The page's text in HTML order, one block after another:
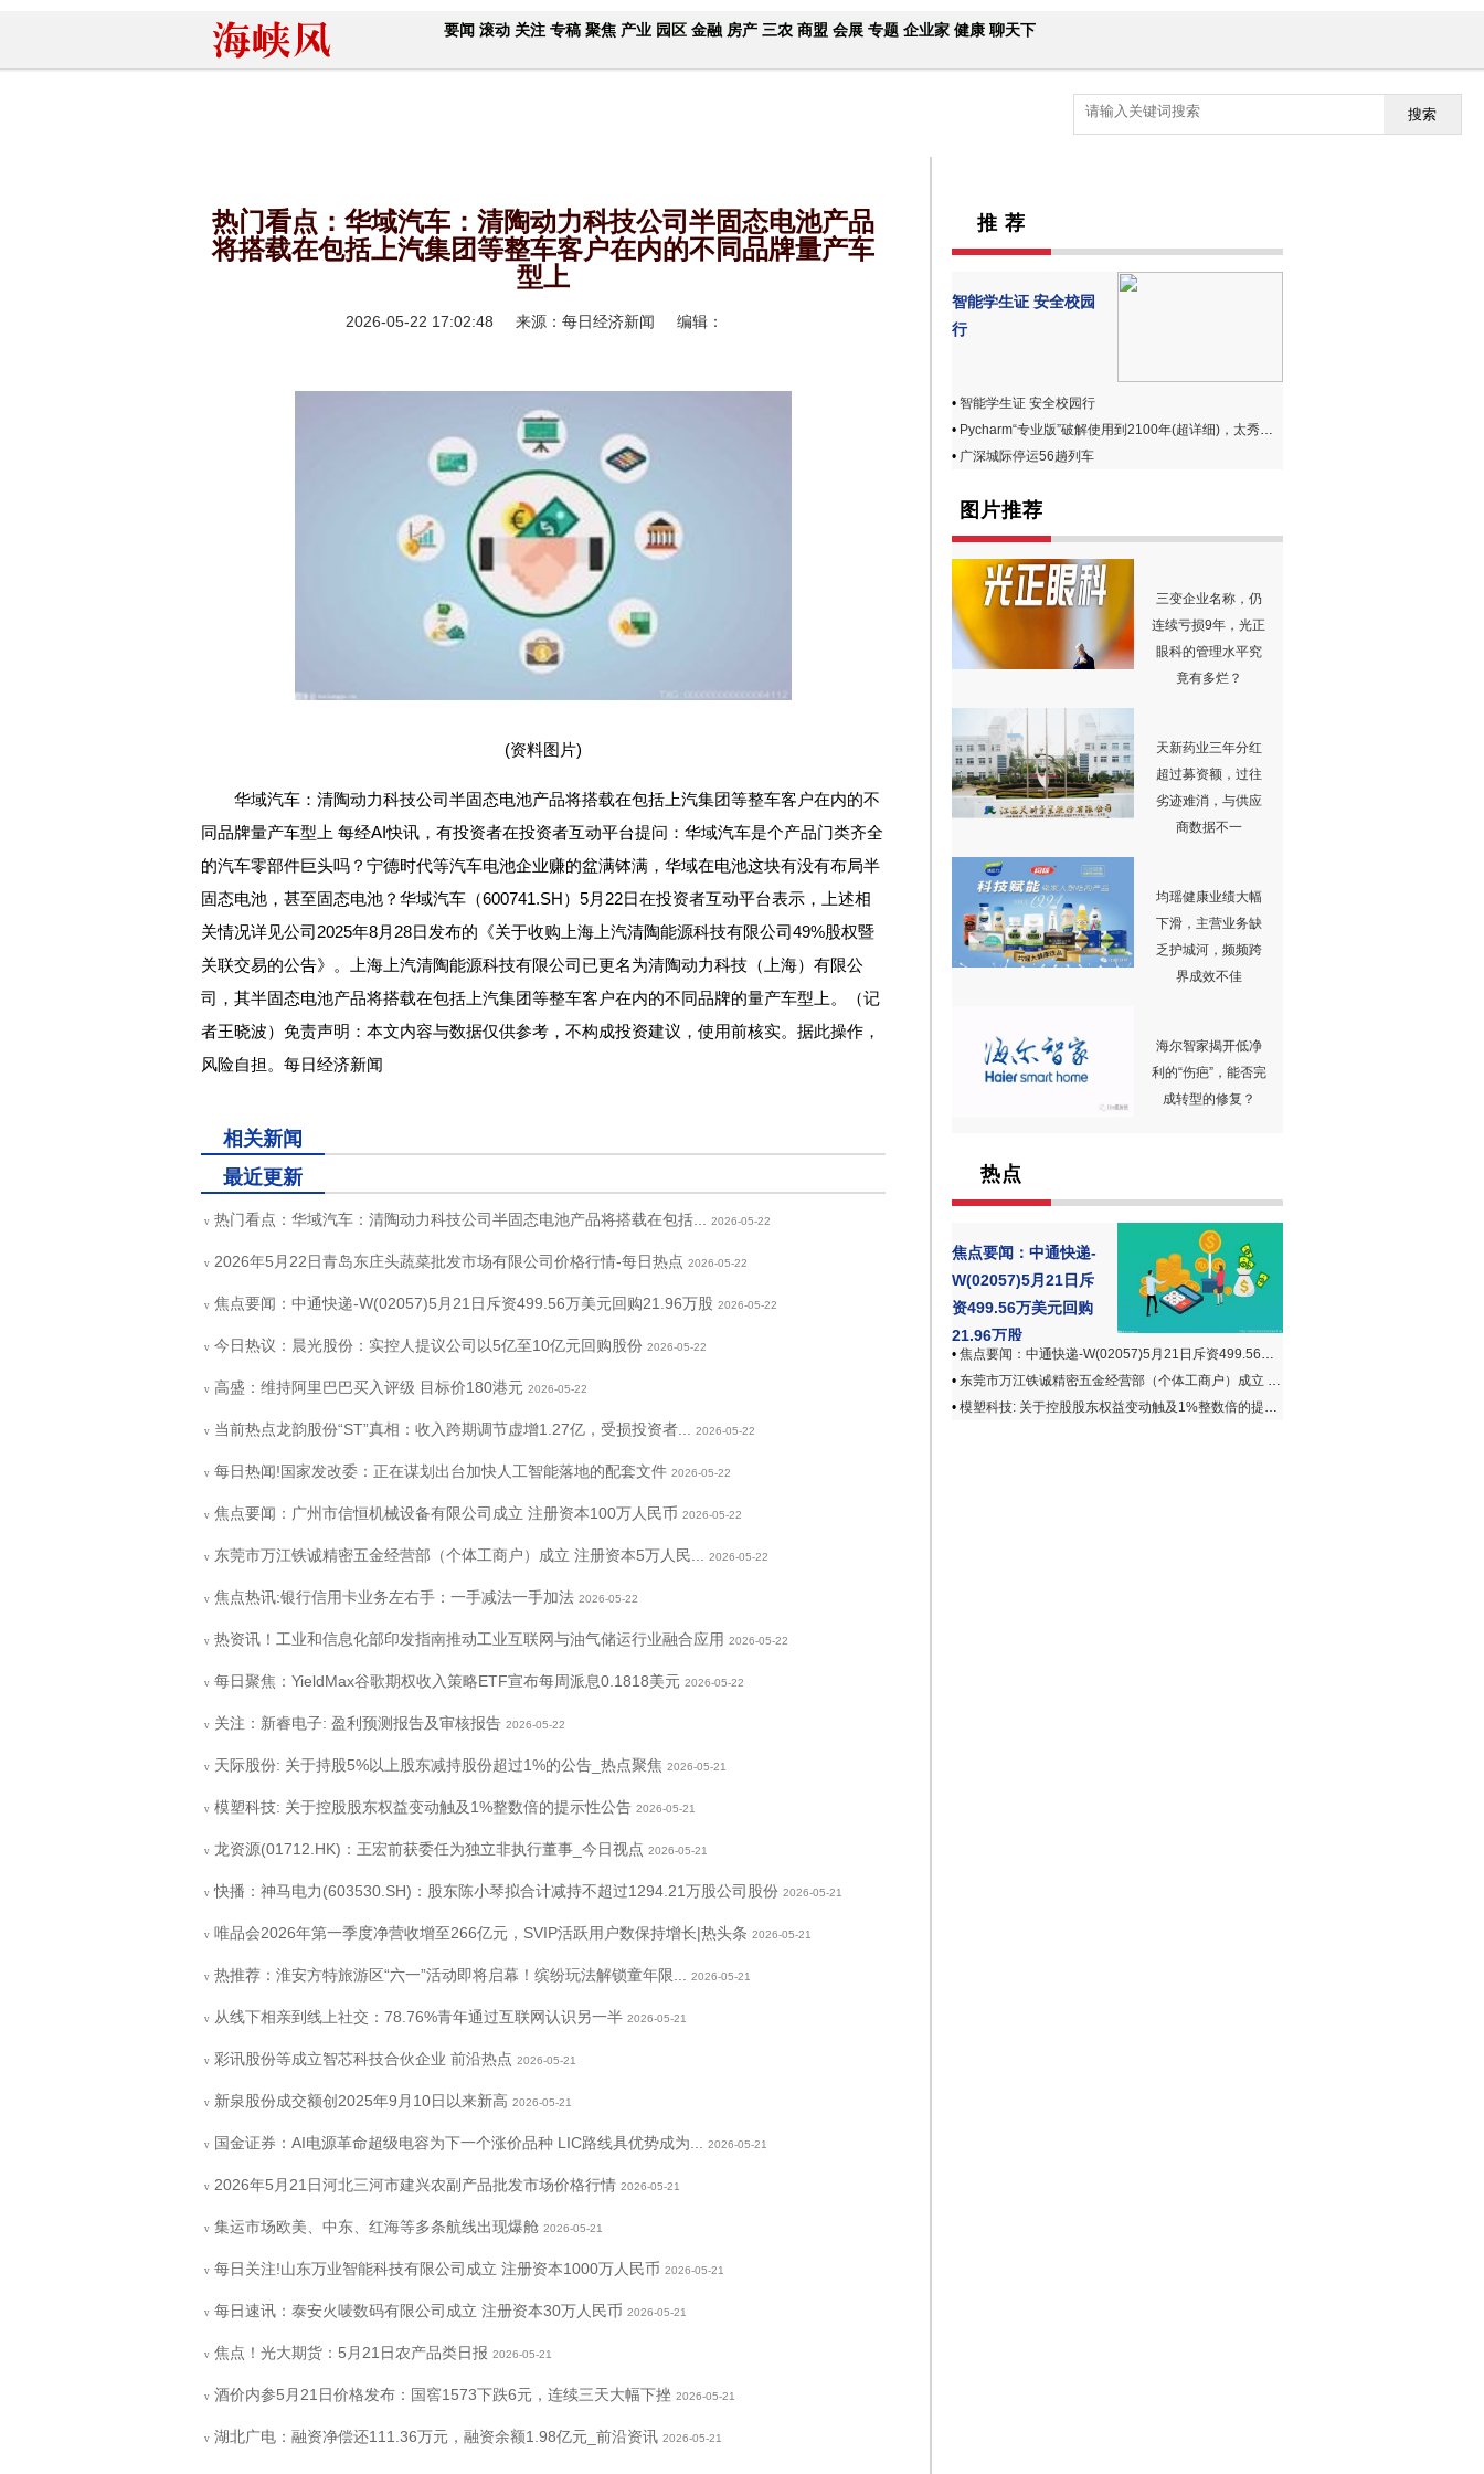
要闻 滚动 关注 专稿 聚焦 产业 园区 金融 房产 三农 商盟 会展 专题 企业家 健康 聊天下
搜索
热门看点：华域汽车：清陶动力科技公司半固态电池产品
将搭载在包括上汽集团等整车客户在内的不同品牌量产车
型上
2026-05-22 17:02:48 来源：每日经济新闻 编辑：
(资料图片)
华域汽车：清陶动力科技公司半固态电池产品将搭载在包括上汽集团等整车客户在内的不
同品牌量产车型上 每经AI快讯，有投资者在投资者互动平台提问：华域汽车是个产品门类齐全
的汽车零部件巨头吗？宁德时代等汽车电池企业赚的盆满钵满，华域在电池这块有没有布局半
固态电池，甚至固态电池？华域汽车（600741.SH）5月22日在投资者互动平台表示，上述相
关情况详见公司2025年8月28日发布的《关于收购上海上汽清陶能源科技有限公司49%股权暨
关联交易的公告》。上海上汽清陶能源科技有限公司已更名为清陶动力科技（上海）有限公
司，其半固态电池产品将搭载在包括上汽集团等整车客户在内的不同品牌的量产车型上。（记
者王晓波）免责声明：本文内容与数据仅供参考，不构成投资建议，使用前核实。据此操作，
风险自担。每日经济新闻
相关新闻
最近更新
v 热门看点：华域汽车：清陶动力科技公司半固态电池产品将搭载在包括... 2026-05-22
v 2026年5月22日青岛东庄头蔬菜批发市场有限公司价格行情-每日热点 2026-05-22
v 焦点要闻：中通快递-W(02057)5月21日斥资499.56万美元回购21.96万股 2026-05-22
v 今日热议：晨光股份：实控人提议公司以5亿至10亿元回购股份 2026-05-22
v 高盛：维持阿里巴巴买入评级 目标价180港元 2026-05-22
v 当前热点龙韵股份“ST”真相：收入跨期调节虚增1.27亿，受损投资者... 2026-05-22
v 每日热闻!国家发改委：正在谋划出台加快人工智能落地的配套文件 2026-05-22
v 焦点要闻：广州市信恒机械设备有限公司成立 注册资本100万人民币 2026-05-22
v 东莞市万江铁诚精密五金经营部（个体工商户）成立 注册资本5万人民... 2026-05-22
v 焦点热讯:银行信用卡业务左右手：一手减法一手加法 2026-05-22
v 热资讯！工业和信息化部印发指南推动工业互联网与油气储运行业融合应用 2026-05-22
v 每日聚焦：YieldMax谷歌期权收入策略ETF宣布每周派息0.1818美元 2026-05-22
v 关注：新睿电子: 盈利预测报告及审核报告 2026-05-22
v 天际股份: 关于持股5%以上股东减持股份超过1%的公告_热点聚焦 2026-05-21
v 模塑科技: 关于控股股东权益变动触及1%整数倍的提示性公告 2026-05-21
v 龙资源(01712.HK)：王宏前获委任为独立非执行董事_今日视点 2026-05-21
v 快播：神马电力(603530.SH)：股东陈小琴拟合计减持不超过1294.21万股公司股份 2026-05-21
v 唯品会2026年第一季度净营收增至266亿元，SVIP活跃用户数保持增长|热头条 2026-05-21
v 热推荐：淮安方特旅游区“六一”活动即将启幕！缤纷玩法解锁童年限... 2026-05-21
v 从线下相亲到线上社交：78.76%青年通过互联网认识另一半 2026-05-21
v 彩讯股份等成立智芯科技合伙企业 前沿热点 2026-05-21
v 新泉股份成交额创2025年9月10日以来新高 2026-05-21
v 国金证券：AI电源革命超级电容为下一个涨价品种 LIC路线具优势成为... 2026-05-21
v 2026年5月21日河北三河市建兴农副产品批发市场价格行情 2026-05-21
v 集运市场欧美、中东、红海等多条航线出现爆舱 2026-05-21
v 每日关注!山东万业智能科技有限公司成立 注册资本1000万人民币 2026-05-21
v 每日速讯：泰安火唛数码有限公司成立 注册资本30万人民币 2026-05-21
v 焦点！光大期货：5月21日农产品类日报 2026-05-21
v 酒价内参5月21日价格发布：国窖1573下跌6元，连续三天大幅下挫 2026-05-21
v 湖北广电：融资净偿还111.36万元，融资余额1.98亿元_前沿资讯 2026-05-21
推 荐
智能学生证 安全校园
行
• 智能学生证 安全校园行
• Pycharm“专业版”破解使用到2100年(超详细)，太秀、太赞、太好用！
• 广深城际停运56趟列车
图片推荐
三变企业名称，仍
连续亏损9年，光正
眼科的管理水平究
竟有多烂？
天新药业三年分红
超过募资额，过往
劣迹难消，与供应
商数据不一
均瑶健康业绩大幅
下滑，主营业务缺
乏护城河，频频跨
界成效不佳
海尔智家揭开低净
利的“伤疤”，能否完
成转型的修复？
热点
焦点要闻：中通快递-
W(02057)5月21日斥
资499.56万美元回购
21.96万股
• 焦点要闻：中通快递-W(02057)5月21日斥资499.56万美元回购21.96万股
• 东莞市万江铁诚精密五金经营部（个体工商户）成立 注册资本5万人民币|今日视点
• 模塑科技: 关于控股股东权益变动触及1%整数倍的提示性公告